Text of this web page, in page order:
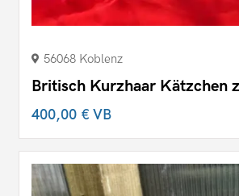
56068 Koblenz
Britisch Kurzhaar Kätzchen
400,00 €VB